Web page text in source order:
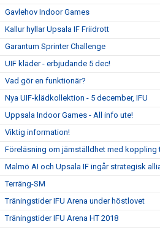
Gavlehov Indoor Games
Kallur hyllar Upsala IF Friidrott
Garantum Sprinter Challenge
UIF kläder - erbjudande 5 dec!
Vad gör en funktionär?
Nya UIF-klädkollektion - 5 december, IFU
Uppsala Indoor Games - All info ute!
Viktig information!
Föreläsning om jämställdhet med koppling
Malmö AI och Upsala IF ingår strategisk
Terräng-SM
Träningstider IFU Arena under höstlovet
Träningstider IFU Arena HT 2018